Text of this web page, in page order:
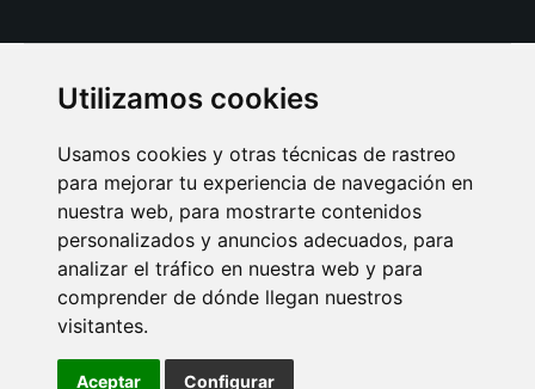
Utilizamos cookies
Usamos cookies y otras técnicas de rastreo
para mejorar tu experiencia de navegación en
nuestra web, para mostrarte contenidos
personalizados y anuncios adecuados, para
analizar el tráfico en nuestra web y para
comprender de dónde llegan nuestros
visitantes.
Aceptar Configurar
AVISO LEGAL POLITICA DE COOKIES
POLITICA DE PRIVACIDAD
PUBLICIDAD EN LA REVISTA QUÉ LEER
SORTEO-PREESTRENOS
SUSCRIPCIONES
Connecor Revistas